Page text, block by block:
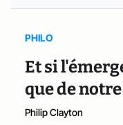
PHILO
Et si
que de
Philip Clayton